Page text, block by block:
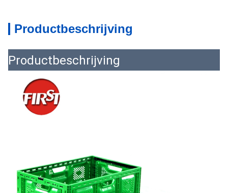
Productbeschrijving
Productbeschrijving